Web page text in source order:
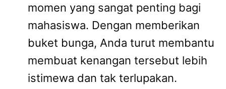
momen yang sangat penting bagi
mahasiswa. Dengan memberikan
buket bunga, Anda turut membantu
membuat kenangan tersebut lebih
istimewa dan tak terlupakan.